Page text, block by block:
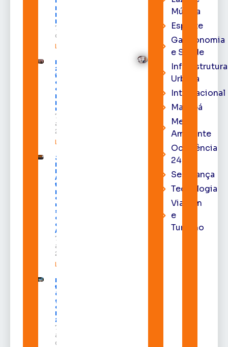
programação
para todos os
públicos
7 de agosto
de 2026
Leia mais »
Expofeira
2026
impulsiona
economia
e aumenta
procura
por hotéis
na capital
7 de
agosto de
2026
Leia mais »
Juiz
Diego
Moura de
Araújo
toma
posse
como
membro
substituto
do Pleno
do TRE-
AP
7 de
agosto de
2026
Leia mais »
Macapá
terá
ônibus
gratuitos
durante a
Expofeira
2026
7 de
agosto
de 2026
Música
Esporte
Gastronomia
e Saúde
Infraestrutura
Urbana
Internacional
Macapá
Meio
Ambiente
Ocorrência
24h
Segurança
Tecnologia
Viagem
e
Turismo